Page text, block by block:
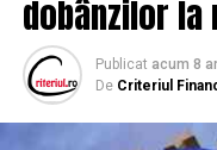
dobânzilor
Publicat acum 8
De Criteriul